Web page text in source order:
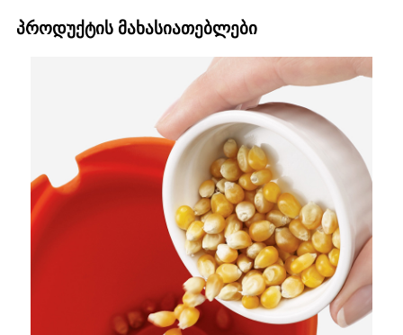
პროდუქტის მახასიათებლები